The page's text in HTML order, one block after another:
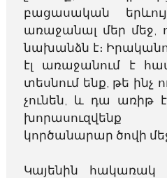
բացասական
առաջանալ մեր մեջ,
նախանձն է։
էլ առաջանում է
տեսնում ենք, թե ինչ
չունեն, և դա առիթ
խորասուզվենք
կործանարար ծովի
Կայենին